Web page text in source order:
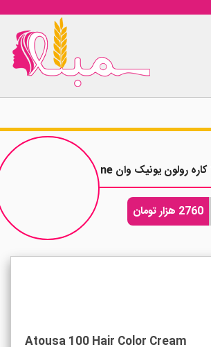
2760 هزار تومان
Atousa 100 Hair Color Cream